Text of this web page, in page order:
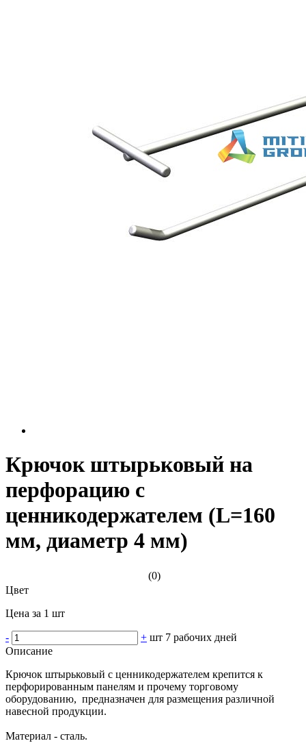
Крючок штырьковый на
перфорацию с
ценникодержателем (L=160
мм, диаметр 4 мм)
(0)
Цвет
Цена за 1 шт
- + шт 7 рабочих дней
Описание
Крючок штырьковый с ценникодержателем крепится к
перфорированным панелям и прочему торговому
оборудованию, предназначен для размещения различной
навесной продукции.
Материал - сталь.